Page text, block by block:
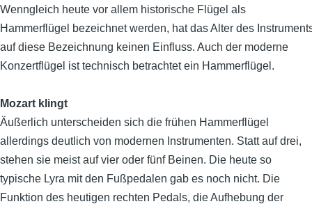
Wenngleich heute vor allem historische Flügel als
Hammerflügel bezeichnet werden, hat das Alter des
auf diese Bezeichnung keinen Einfluss. Auch der moderne
Konzertflügel ist technisch betrachtet ein Hammerflügel.
Mozart klingt
Äußerlich unterscheiden sich die frühen Hammerflügel
allerdings deutlich von modernen Instrumenten. Statt auf drei,
stehen sie meist auf vier oder fünf Beinen. Die heute so
typische Lyra mit den Fußpedalen gab es noch nicht. Die
Funktion des heutigen rechten Pedals, die Aufhebung der